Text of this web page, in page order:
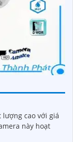
lượng cao với giá